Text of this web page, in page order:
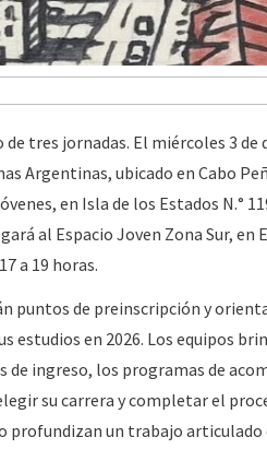
tres jornadas. El miércoles 3
Argentinas, ubicado en Cabo
en Isla de los Estados N.°
al Espacio Joven Zona Sur, en
a 19 horas.
puntos de preinscripción y
estudios en 2026. Los equipos
de ingreso, los programas de
su carrera y completar el
profundizan un trabajo